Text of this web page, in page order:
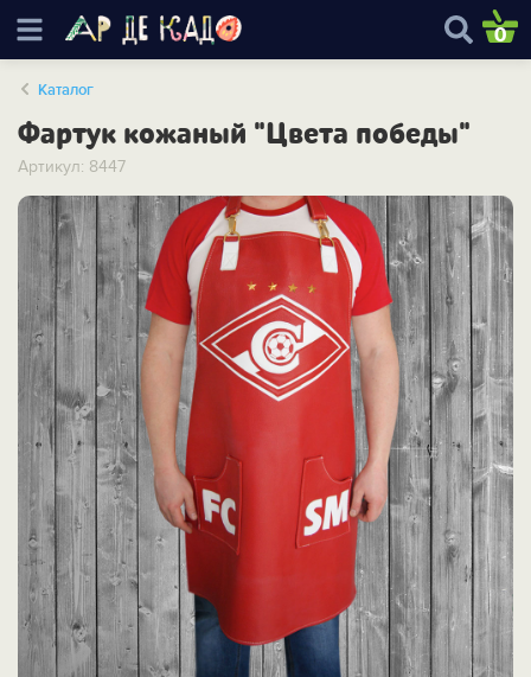
0
Каталог
Фартук кожаный "Цвета победы"
Артикул: 8447